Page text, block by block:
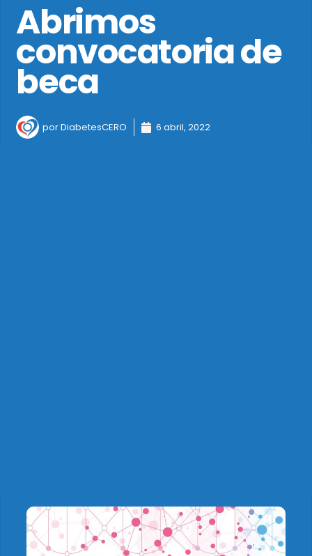
Abrimos
convocatoria de
beca
porDiabetesCERO 6 abril, 2022